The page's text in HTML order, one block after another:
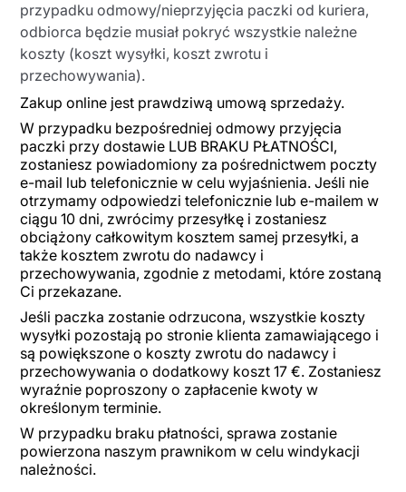
przypadku odmowy/nieprzyjęcia paczki od kuriera,
odbiorca będzie musiał pokryć wszystkie należne
koszty (koszt wysyłki, koszt zwrotu i
przechowywania).
Zakup online jest prawdziwą umową sprzedaży.
W przypadku bezpośredniej odmowy przyjęcia
paczki przy dostawie LUB BRAKU PŁATNOŚCI,
zostaniesz powiadomiony za pośrednictwem poczty
e-mail lub telefonicznie w celu wyjaśnienia. Jeśli nie
otrzymamy odpowiedzi telefonicznie lub e-mailem w
ciągu 10 dni, zwrócimy przesyłkę i zostaniesz
obciążony całkowitym kosztem samej przesyłki, a
także kosztem zwrotu do nadawcy i
przechowywania, zgodnie z metodami, które zostaną
Ci przekazane.
Jeśli paczka zostanie odrzucona, wszystkie koszty
wysyłki pozostają po stronie klienta zamawiającego i
są powiększone o koszty zwrotu do nadawcy i
przechowywania o dodatkowy koszt 17 €. Zostaniesz
wyraźnie poproszony o zapłacenie kwoty w
określonym terminie.
W przypadku braku płatności, sprawa zostanie
powierzona naszym prawnikom w celu windykacji
należności.